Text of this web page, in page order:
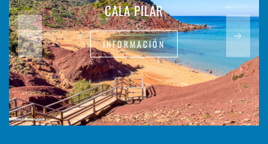
CALA PILAR
INFORMACIÓN